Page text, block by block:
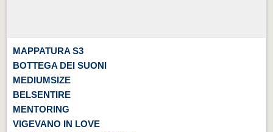
MAPPATURA S3
BOTTEGA DEI SUONI
MEDIUMSIZE
BELSENTIRE
MENTORING
VIGEVANO IN LOVE